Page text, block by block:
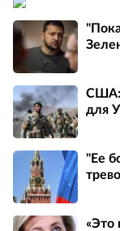
США:
для
"Ее
«Это